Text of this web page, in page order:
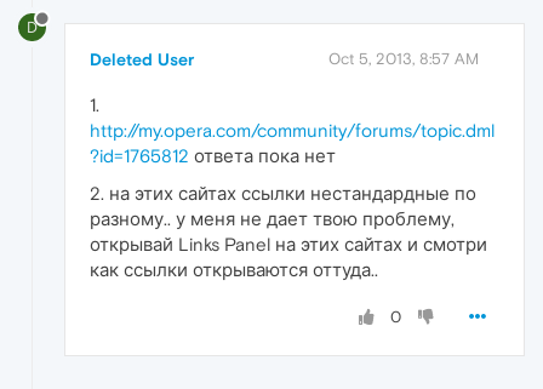
D
Deleted User Oct 5, 2013, 8:57 AM
1.
http://my.opera.com/community/forums/topic.dml
?id=1765812 ответа пока нет
2. на этих сайтах ссылки нестандардные по
разному.. у меня не дает твою проблему,
открывай Links Panel на этих сайтах и смотри
как ссылки открываются оттуда..
0